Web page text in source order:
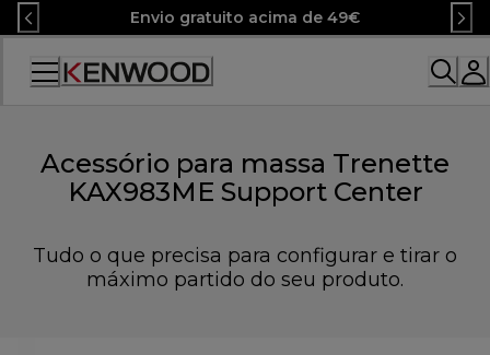
Skip
to
Content
Envio gratuito acima de 49€
Acessório para massa Trenette
KAX983ME Support Center
Tudo o que precisa para configurar e tirar o
máximo partido do seu produto.